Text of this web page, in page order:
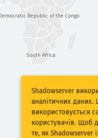
Democratic Republic of the Congo
South Africa
Shadowserver
аналітичних даних.
використовується
користувачів. Щоб
те, як Shadowserver